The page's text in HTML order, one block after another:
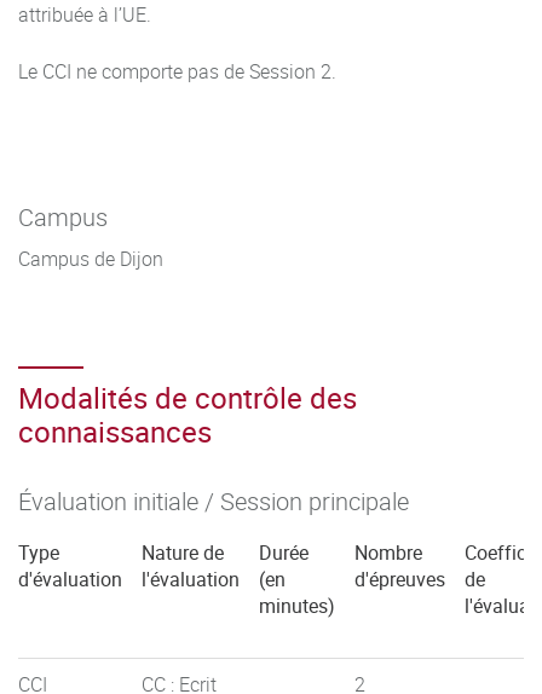
attribuée à l’UE.
Le CCI ne comporte pas de Session 2.
Campus
Campus de Dijon
Modalités de contrôle des
connaissances
Évaluation initiale / Session principale
Type
d'évaluation
Nature de
l'évaluation
Durée
(en
minutes)
Nombre
d'épreuves
de
CCI
CC : Ecrit
2